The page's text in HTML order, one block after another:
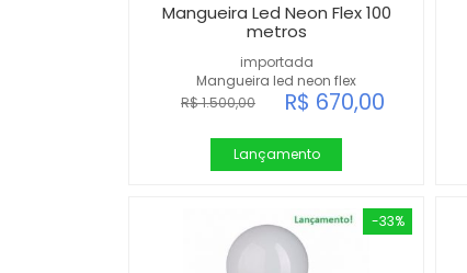
importada
Mangueira led neon flex
Mangueira Led Neon Flex 100
metros
R$ 1.500,00 R$ 670,00
Lançamento
-33%